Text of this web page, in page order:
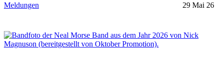
Meldungen 29 Mai 26